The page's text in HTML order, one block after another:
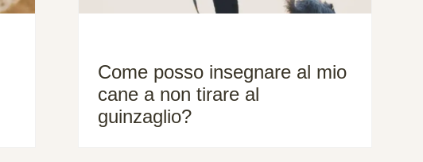
Come posso insegnare al mio
cane a non tirare al
guinzaglio?